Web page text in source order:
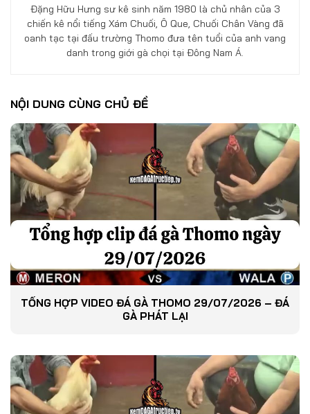
Đặng Hữu Hưng sư kê sinh năm 1980 là chủ nhân của 3
chiến kê nổi tiếng Xám Chuối, Ô Que, Chuối Chân Vàng đã
oanh tạc tại đấu trường Thomo đưa tên tuổi của anh vang
danh trong giới gà chọi tại Đông Nam Á.
NỘI DUNG CÙNG CHỦ ĐỀ
TỔNG HỢP VIDEO ĐÁ GÀ THOMO 29/07/2026 – ĐÁ
GÀ PHÁT LẠI